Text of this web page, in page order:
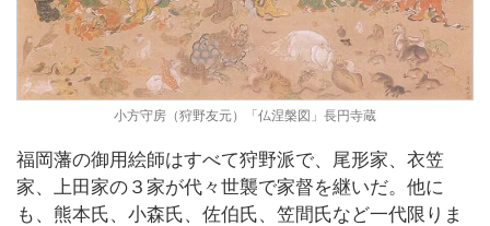
小方守房（狩野友元）「仏涅槃図」長円寺蔵
福岡藩の御用絵師はすべて狩野派で、尾形家、衣笠
家、上田家の３家が代々世襲で家督を継いだ。他に
も、熊本氏、小森氏、佐伯氏、笠間氏など一代限りま